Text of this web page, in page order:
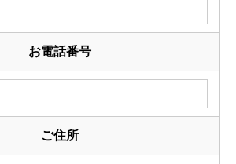
お電話番号
ご住所